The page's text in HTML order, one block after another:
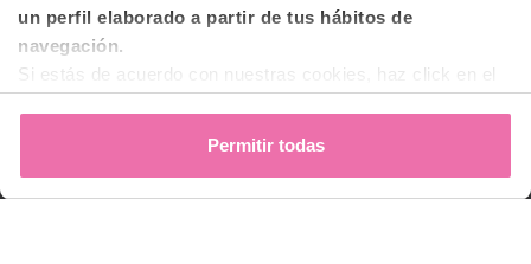
un perfil elaborado a partir de tus hábitos de
navegación.
Si estás de acuerdo con nuestras cookies, haz click en el
Permitir todas
Investigación
Canal Audiovisual BTI Channel